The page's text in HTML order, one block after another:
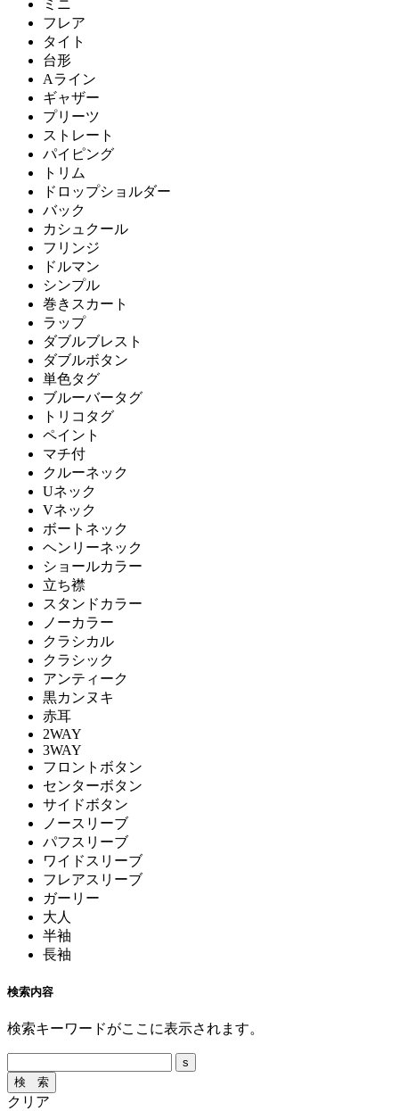
ミニ
フレア
タイト
台形
Aライン
ギャザー
プリーツ
ストレート
パイピング
トリム
ドロップショルダー
バック
カシュクール
フリンジ
ドルマン
シンプル
巻きスカート
ラップ
ダブルブレスト
ダブルボタン
単色タグ
ブルーバータグ
トリコタグ
ペイント
マチ付
クルーネック
Uネック
Vネック
ボートネック
ヘンリーネック
ショールカラー
立ち襟
スタンドカラー
ノーカラー
クラシカル
クラシック
アンティーク
黒カンヌキ
赤耳
2WAY
3WAY
フロントボタン
センターボタン
サイドボタン
ノースリーブ
パフスリーブ
ワイドスリーブ
フレアスリーブ
ガーリー
大人
半袖
長袖
検索内容
検索キーワードがここに表示されます。
クリア